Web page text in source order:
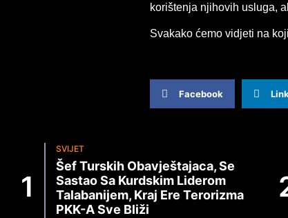
korištenja njihovih usluga,
Svakako ćemo vidjeti na
Facebook
SVIJET
Šef Turskih Obavještajaca, Se
Sastao Sa Kurdskim Liderom
Talabanijem, Kraj Ere Terorizma
PKK-A Sve Bliži